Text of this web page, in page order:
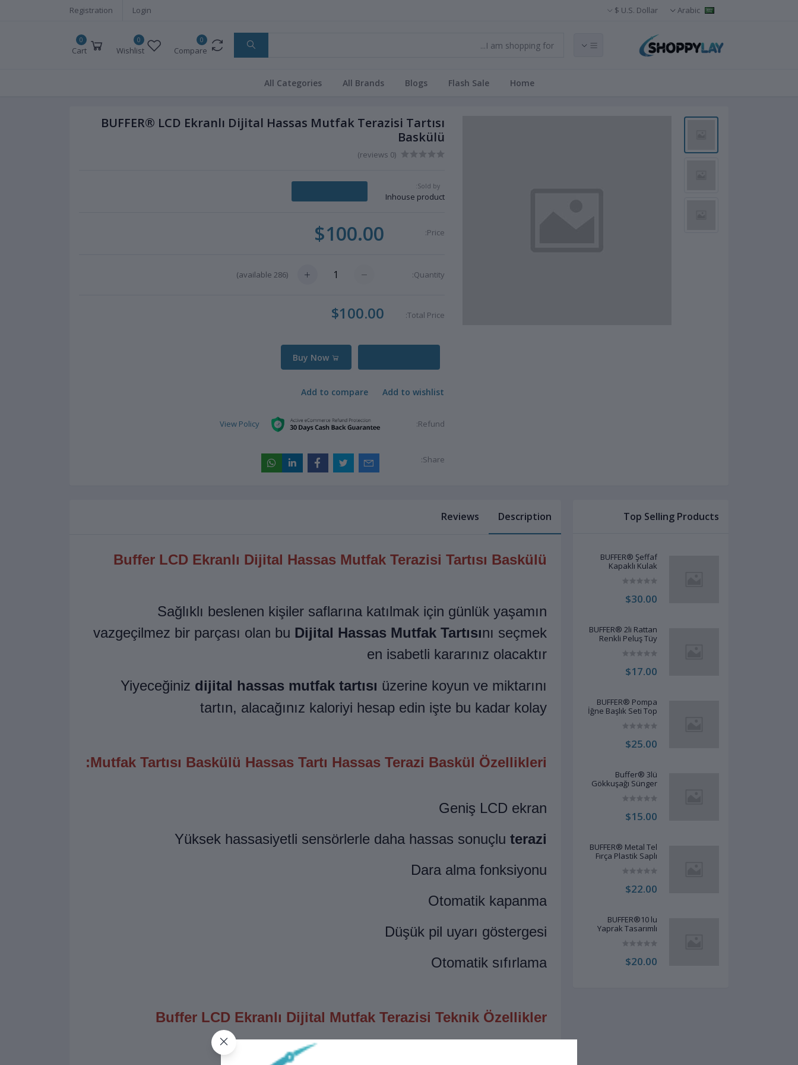
Arabic
U.S. Dollar $
Login
Registration
0
Compare
0
Wishlist
0
Cart
Home
Flash Sale
Blogs
All Brands
All Categories
BUFFER® LCD Ekranlı Dijital Hassas Mutfak Terazisi Tartısı
Baskülü
(0 reviews)
Sold by:
Inhouse product
Price:
$100.00
Quantity:
(
286
Total Price:
$100.00
Buy Now
Add to wishlist
Add to compare
Refund:
View Policy
Share:
Top Selling Products
BUFFER® Şeffaf
Kapaklı Kulak
Organizatörü
$30.00
BUFFER® 2li Rattan
Renkli Peluş Tüy
Yakalama Çiğneme
Oyuncağı
$17.00
BUFFER® Pompa
İğne Başlık Seti Top
Şişirme İğneleri
$25.00
Buffer® 3lü
Gökkuşağı Sünger
Oyun Topu 4,2 cm
$15.00
BUFFER® Metal Tel
Fırça Plastik Saplı
Temizleme Fırçası
$22.00
BUFFER®10 lu
Yaprak Tasarımlı
Düzenleyici
$20.00
Description
Reviews
Buffer LCD Ekranlı Dijital Hassas Mutfak Terazisi Tartısı Baskülü
Sağlıklı beslenen kişiler saflarına katılmak için günlük yaşamın
vazgeçilmez bir parçası olan bu Dijital Hassas Mutfak Tartısını seçmek
en isabetli kararınız olacaktır
Yiyeceğiniz dijital hassas mutfak tartısı üzerine koyun ve miktarını
tartın, alacağınız kaloriyi hesap edin işte bu kadar kolay
Mutfak Tartısı Baskülü Hassas Tartı Hassas Terazi Baskül Özellikleri:
Geniş LCD ekran
Yüksek hassasiyetli sensörlerle daha hassas sonuçlu terazi
Dara alma fonksiyonu
Otomatik kapanma
Düşük pil uyarı göstergesi
Otomatik sıfırlama
Buffer LCD Ekranlı Dijital Mutfak Terazisi Teknik Özellikler